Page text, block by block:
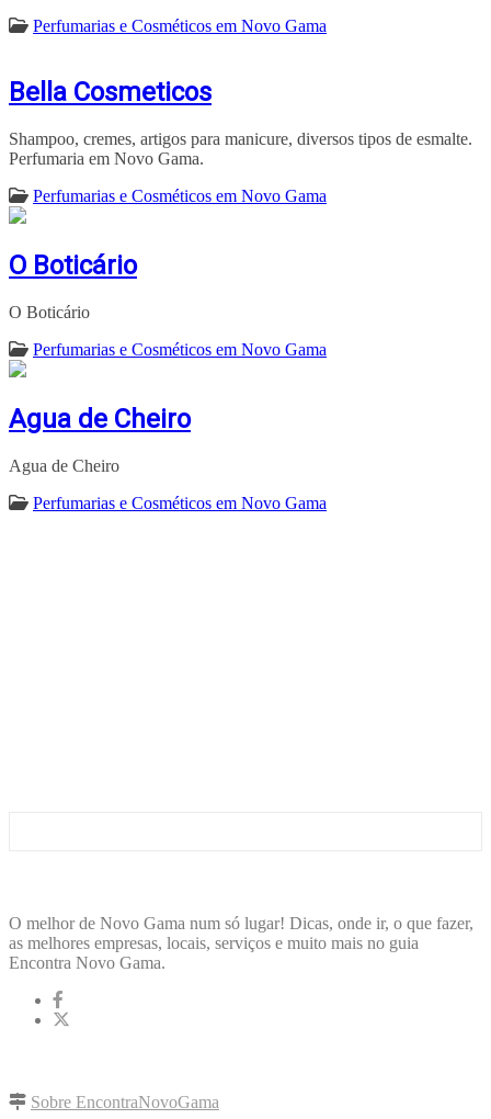
Perfumarias e Cosméticos em Novo Gama
Bella Cosmeticos
Shampoo, cremes, artigos para manicure, diversos tipos de esmalte.
Perfumaria em Novo Gama.
Perfumarias e Cosméticos em Novo Gama
O Boticário
O Boticário
Perfumarias e Cosméticos em Novo Gama
Agua de Cheiro
Agua de Cheiro
Perfumarias e Cosméticos em Novo Gama
O melhor de Novo Gama num só lugar! Dicas, onde ir, o que fazer,
as melhores empresas, locais, serviços e muito mais no guia
Encontra Novo Gama.
Sobre EncontraNovoGama